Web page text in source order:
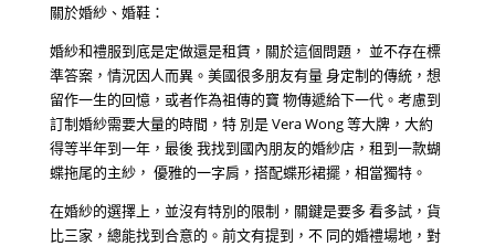
關於婚紗、婚鞋：
婚紗和禮服到底是定做還是租賃，關於這個問題， 並不存在標
準答案，情況因人而異。美國很多朋友有量 身定制的傳統，想
留作一生的回憶，或者作為祖傳的寶 物傳遞給下一代。考慮到
訂制婚紗需要大量的時間，特 別是 Vera Wong 等大牌，大約
得等半年到一年，最後 我找到國內朋友的婚紗店，租到一款蝴
蝶拖尾的主紗， 優雅的一字肩，搭配蝶形裙擺，相當獨特。
在婚紗的選擇上，並沒有特別的限制，關鍵是要多 看多試，貨
比三家，總能找到合意的。前文有提到，不 同的婚禮場地，對